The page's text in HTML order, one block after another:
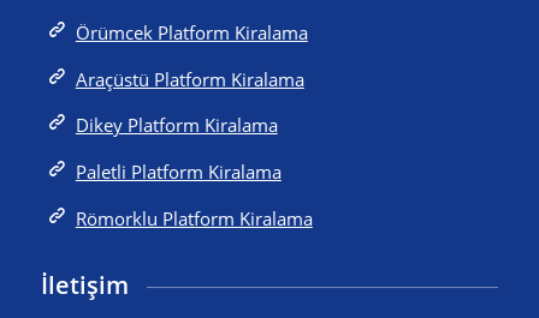
Örümcek Platform Kiralama
Araçüstü Platform Kiralama
Dikey Platform Kiralama
Paletli Platform Kiralama
Römorklu Platform Kiralama
İletişim